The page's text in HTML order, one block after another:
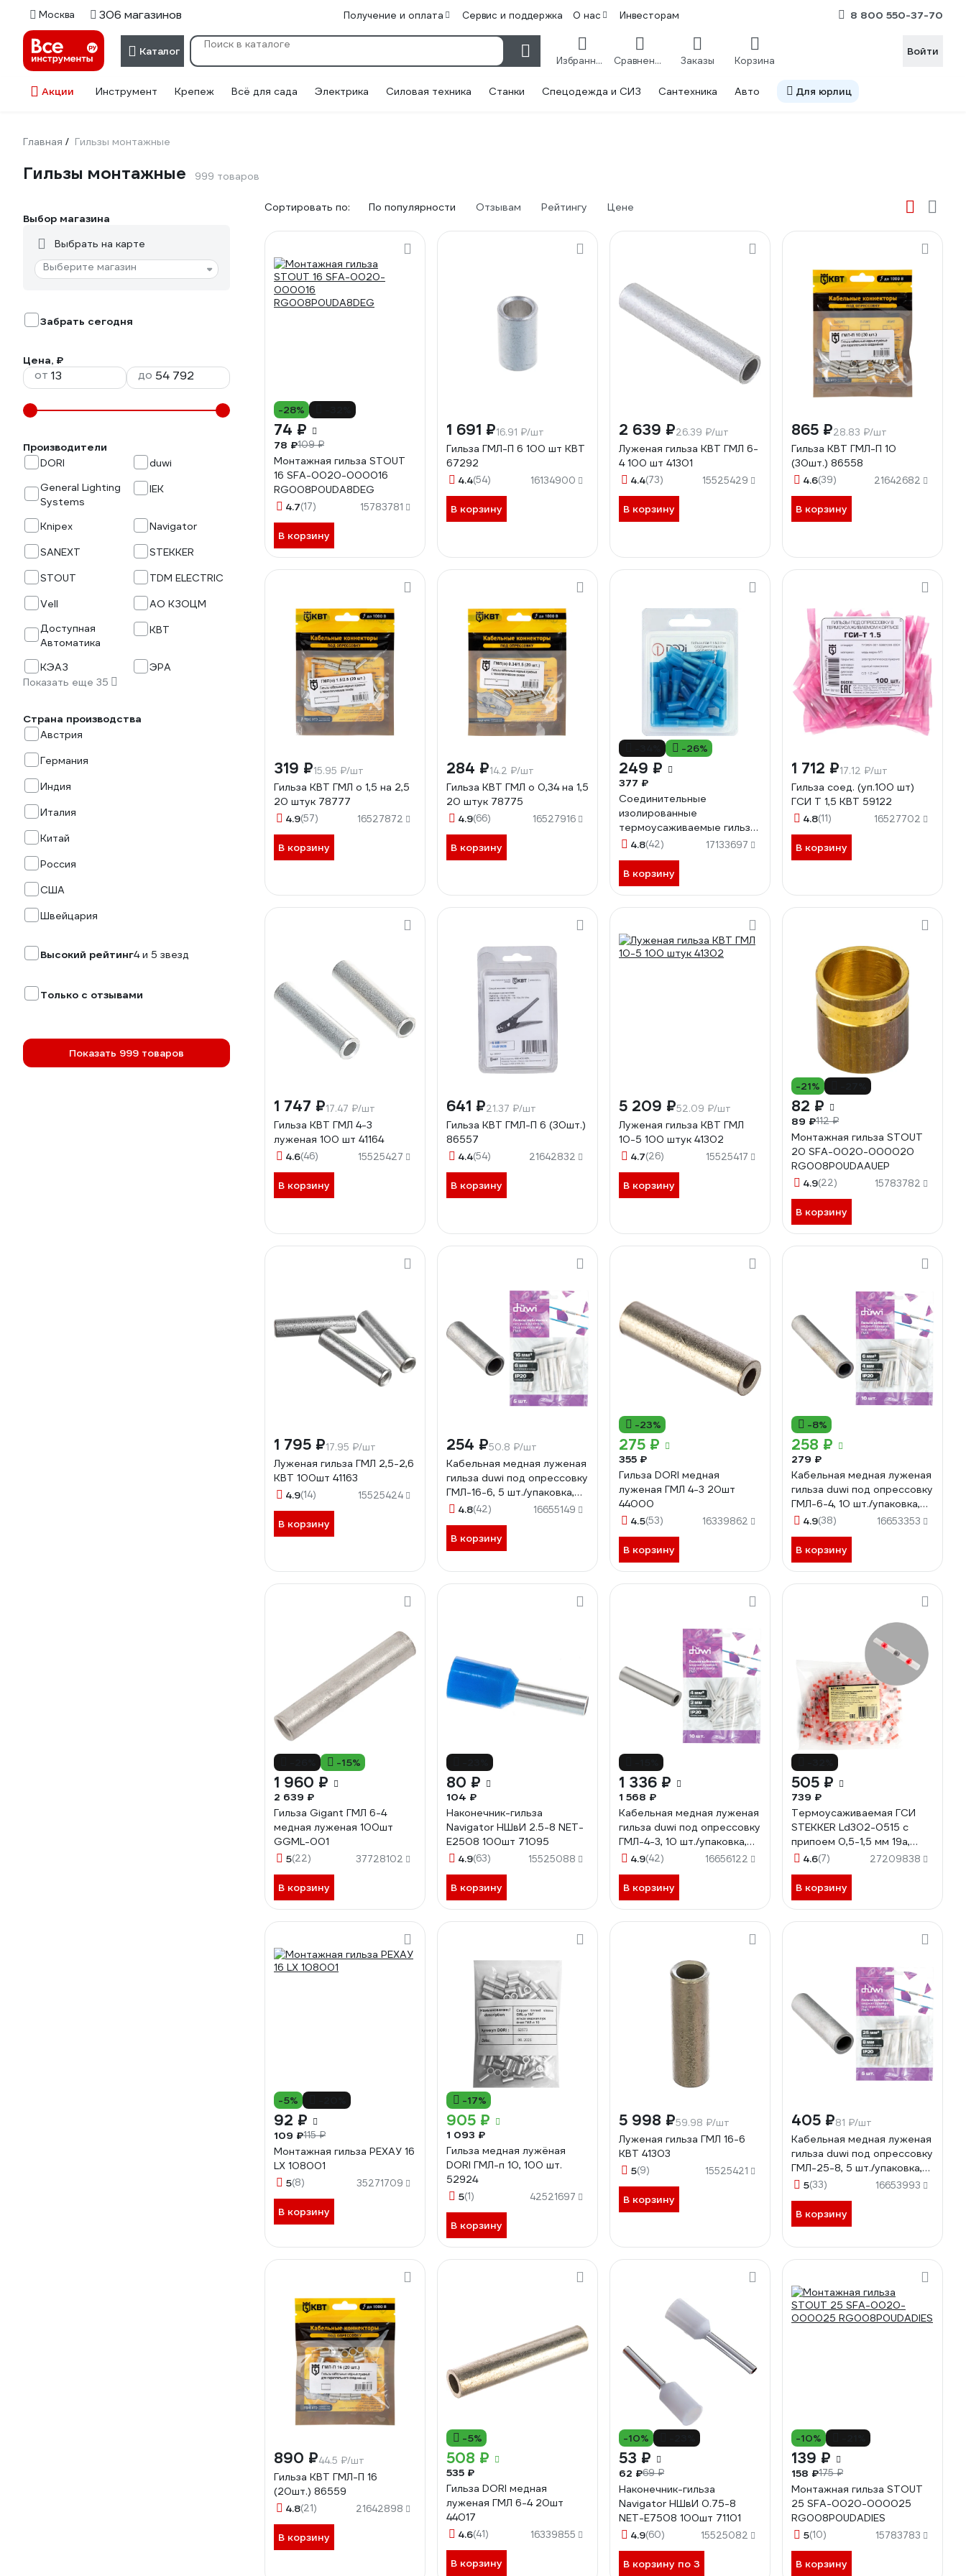
Москва 306 магазинов Получение и оплата Сервис и поддержка О нас Инвесторам 8 800 550-37-70
Каталог
Избранное Сравнение Заказы Корзина
Войти
Акции Инструмент Крепеж Всё для сада Электрика Силовая техника Станки Спецодежда и СИЗ Сантехника Авто Для юрлиц
Главная / Гильзы монтажные
Гильзы монтажные 999 товаров
Выбор магазина
Выбрать на карте
Выберите магазин
Забрать сегодня
Цена, ₽
от до
Производители
DORI
duwi
General Lighting
Systems
IEK
Knipex
Navigator
SANEXT
STEKKER
STOUT
TDM ELECTRIC
Vell
АО КЗОЦМ
Доступная
Автоматика
КВТ
КЭАЗ
ЭРА
Показать еще 35
Страна производства
Австрия
Германия
Индия
Италия
Китай
Россия
США
Швейцария
Высокий рейтинг4 и 5 звезд
Только с отзывами
Показать 999 товаров
Сортировать по: По популярности Отзывам Рейтингу Цене
-28%
74 ₽
78 ₽109 ₽
Монтажная гильза STOUT
16 SFA-0020-000016
RG008P0UDA8DEG
4.7(17) 15783781
В корзину
1 691 ₽16.91 ₽/шт
Гильза ГМЛ-П 6 100 шт КВТ
67292
4.4(54) 16134900
В корзину
2 639 ₽26.39 ₽/шт
Луженая гильза КВТ ГМЛ 6-
4 100 шт 41301
4.4(73) 15525429
В корзину
865 ₽28.83 ₽/шт
Гильза КВТ ГМЛ-П 10
(30шт.) 86558
4.6(39) 21642682
В корзину
319 ₽15.95 ₽/шт
Гильза КВТ ГМЛ о 1,5 на 2,5
20 штук 78777
4.9(57) 16527872
В корзину
284 ₽14.2 ₽/шт
Гильза КВТ ГМЛ о 0,34 на 1,5
20 штук 78775
4.9(66) 16527916
В корзину
-26%
249 ₽
377 ₽
Соединительные
изолированные
термоусаживаемые гильзы
DORI 1,5-2,5 мм2 25шт
4.8(42) 17133697
В корзину
1 712 ₽17.12 ₽/шт
Гильза соед. (уп.100 шт)
ГСИ Т 1,5 КВТ 59122
4.8(11) 16527702
В корзину
1 747 ₽17.47 ₽/шт
Гильза КВТ ГМЛ 4-3
луженая 100 шт 41164
4.6(46) 15525427
В корзину
641 ₽21.37 ₽/шт
Гильза КВТ ГМЛ-П 6 (30шт.)
86557
4.4(54) 21642832
В корзину
5 209 ₽52.09 ₽/шт
Луженая гильза КВТ ГМЛ
10-5 100 штук 41302
4.7(26) 15525417
В корзину
-21%
82 ₽
89 ₽112 ₽
Монтажная гильза STOUT
20 SFA-0020-000020
RG008P0UDAAUEP
4.9(22) 15783782
В корзину
1 795 ₽17.95 ₽/шт
Луженая гильза ГМЛ 2,5-2,6
КВТ 100шт 41163
4.9(14) 15525424
В корзину
254 ₽50.8 ₽/шт
Кабельная медная луженая
гильза duwi под опрессовку
ГМЛ-16-6, 5 шт./упаковка,
26784 3
4.8(42) 16655149
В корзину
-23%
275 ₽
355 ₽
Гильза DORI медная
луженая ГМЛ 4-3 20шт
44000
4.5(53) 16339862
В корзину
-8%
258 ₽
279 ₽
Кабельная медная луженая
гильза duwi под опрессовку
ГМЛ-6-4, 10 шт./упаковка,
26782 9
4.9(38) 16653353
В корзину
-15%
1 960 ₽
2 639 ₽
Гильза Gigant ГМЛ 6-4
медная луженая 100шт
GGML-001
5(22) 37728102
В корзину
80 ₽
104 ₽
Наконечник-гильза
Navigator НШвИ 2.5-8 NET-
Е2508 100шт 71095
4.9(63) 15525088
В корзину
1 336 ₽
1 568 ₽
Кабельная медная луженая
гильза duwi под опрессовку
ГМЛ-4-3, 10 шт./упаковка,
26781 2
4.9(42) 16656122
В корзину
505 ₽
739 ₽
Термоусаживаемая ГСИ
STEKKER Ld302-0515 с
припоем 0,5-1,5 мм 19a,
прозрачный/красный,
4.6(7) 27209838
В корзину
-5%
92 ₽
109 ₽115 ₽
Монтажная гильза РЕХАУ 16
LX 108001
5(8) 35271709
В корзину
-17%
905 ₽
1 093 ₽
Гильза медная лужёная
DORI ГМЛ-п 10, 100 шт.
52924
5(1) 42521697
В корзину
5 998 ₽59.98 ₽/шт
Луженая гильза ГМЛ 16-6
КВТ 41303
5(9) 15525421
В корзину
405 ₽81 ₽/шт
Кабельная медная луженая
гильза duwi под опрессовку
ГМЛ-25-8, 5 шт./упаковка,
26785 0
5(33) 16653993
В корзину
890 ₽44.5 ₽/шт
Гильза КВТ ГМЛ-П 16
(20шт.) 86559
4.8(21) 21642898
В корзину
-5%
508 ₽
535 ₽
Гильза DORI медная
луженая ГМЛ 6-4 20шт
44017
4.6(41) 16339855
В корзину
-10%
53 ₽
62 ₽69 ₽
Наконечник-гильза
Navigator НШвИ 0.75-8
NET-Е7508 100шт 71101
4.9(60) 15525082
В корзину по 3
-10%
139 ₽
158 ₽175 ₽
Монтажная гильза STOUT
25 SFA-0020-000025
RG008P0UDADIES
5(10) 15783783
В корзину